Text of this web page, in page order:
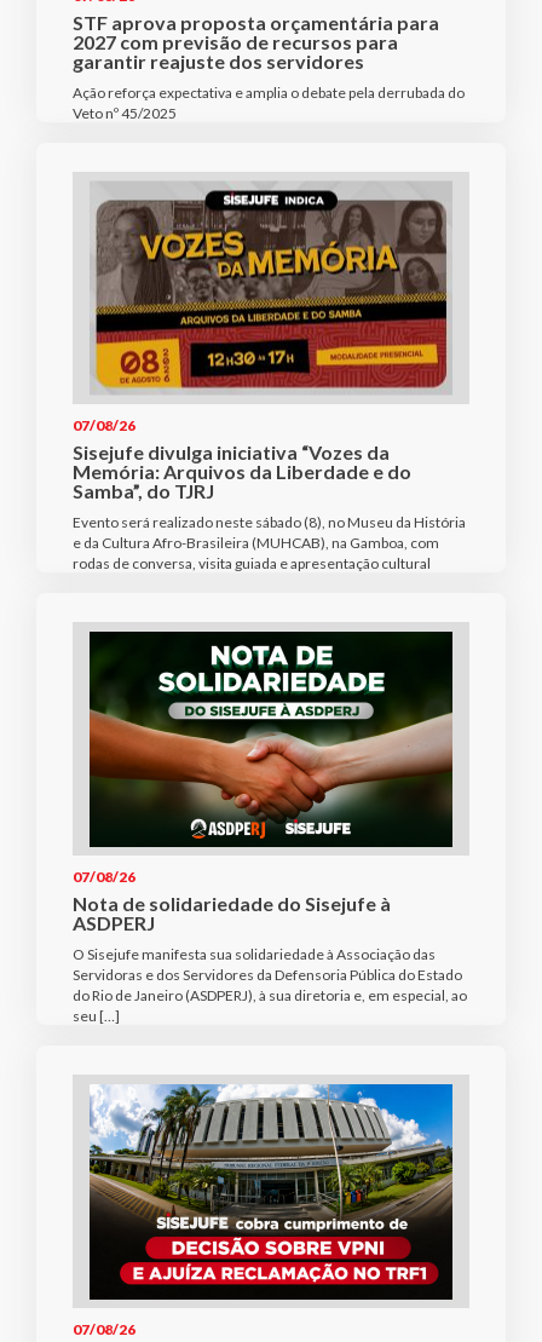
STF aprova proposta orçamentária para
2027 com previsão de recursos para
garantir reajuste dos servidores
Ação reforça expectativa e amplia o debate pela derrubada do
Veto nº 45/2025
07/08/26
Sisejufe divulga iniciativa “Vozes da
Memória: Arquivos da Liberdade e do
Samba”, do TJRJ
Evento será realizado neste sábado (8), no Museu da História
e da Cultura Afro-Brasileira (MUHCAB), na Gamboa, com
rodas de conversa, visita guiada e apresentação cultural
07/08/26
Nota de solidariedade do Sisejufe à
ASDPERJ
O Sisejufe manifesta sua solidariedade à Associação das
Servidoras e dos Servidores da Defensoria Pública do Estado
do Rio de Janeiro (ASDPERJ), à sua diretoria e, em especial, ao
seu […]
07/08/26